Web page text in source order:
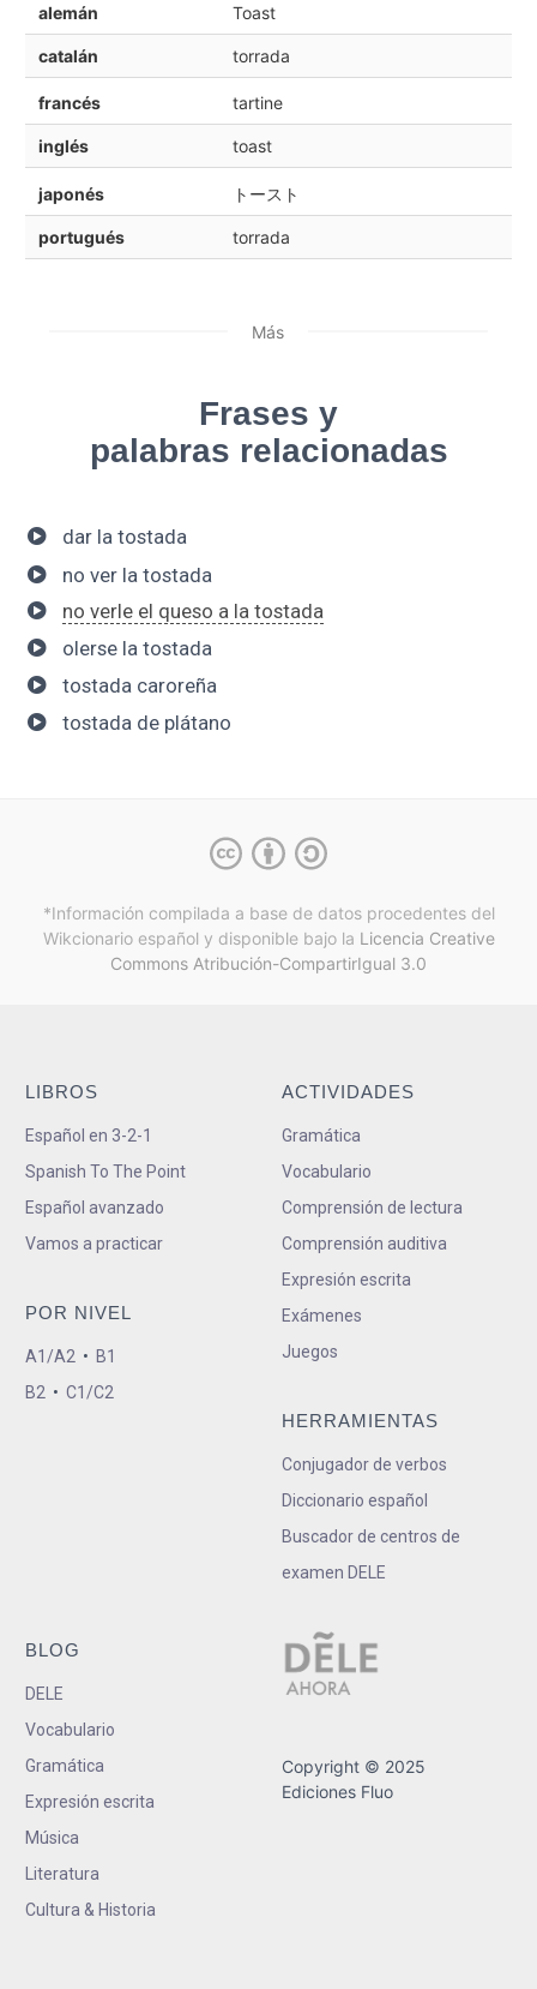
alemán Toast
catalán torrada
francés tartine
inglés toast
japonés トースト
portugués torrada
Más
Frases y
palabras relacionadas
dar la tostada
no ver la tostada
no verle el queso a la tostada
olerse la tostada
tostada caroreña
tostada de plátano
*Información compilada a base de datos procedentes del
Wikcionario español y disponible bajo la Licencia Creative
Commons Atribución-CompartirIgual 3.0
LIBROS
Español en 3-2-1
Spanish To The Point
Español avanzado
Vamos a practicar
POR NIVEL
A1/A2 • B1
B2 • C1/C2
ACTIVIDADES
Gramática
Vocabulario
Comprensión de lectura
Comprensión auditiva
Expresión escrita
Exámenes
Juegos
HERRAMIENTAS
Conjugador de verbos
Diccionario español
Buscador de centros de
examen DELE
BLOG
DELE
Vocabulario
Gramática
Expresión escrita
Música
Literatura
Cultura & Historia
Copyright © 2025
Ediciones Fluo